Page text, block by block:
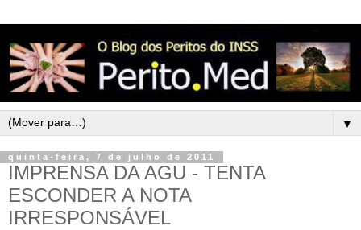
▼
quinta-feira, 7 de julho de 2011
IMPRENSA DA AGU - TENTA
ESCONDER A NOTA
IRRESPONSÁVEL